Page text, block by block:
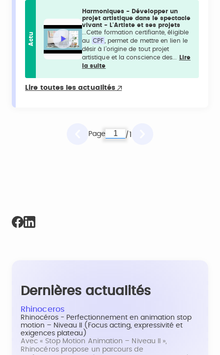
Actu
Harmoniques - Développer un
projet artistique dans le spectacle
vivant - L'Artiste et ses projets
...Cette formation certifiante, éligible
au CPF
, permet de mettre en lien le
désir à l’origine de tout projet
artistique et la conscience des...
Lire
la suite
Lire toutes les actualités
Page /1
Dernières actualités
Rhinoceros
Rhinocéros - Perfectionnement en animation stop
motion – Niveau II (Focus acting, expressivité et
exigences plateau)
Avec « Stop Motion Animation – Niveau II »,
Rhinocéros propose un parcours de